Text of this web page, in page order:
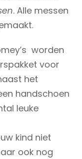
. Alle messen
worden
voor
het
handschoen
leuke
kind niet
ook nog